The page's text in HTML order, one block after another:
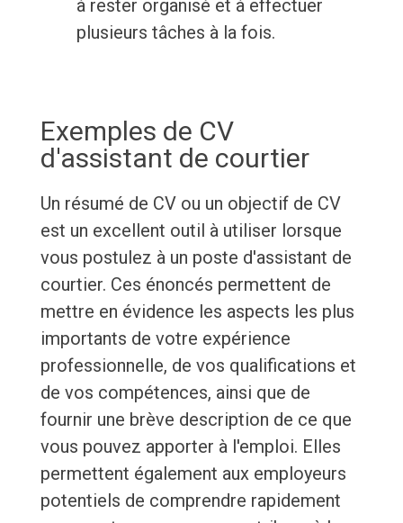
à rester organisé et à effectuer
plusieurs tâches à la fois.
Exemples de CV
d'assistant de courtier
Un résumé de CV ou un objectif de CV
est un excellent outil à utiliser lorsque
vous postulez à un poste d'assistant de
courtier. Ces énoncés permettent de
mettre en évidence les aspects les plus
importants de votre expérience
professionnelle, de vos qualifications et
de vos compétences, ainsi que de
fournir une brève description de ce que
vous pouvez apporter à l'emploi. Elles
permettent également aux employeurs
potentiels de comprendre rapidement